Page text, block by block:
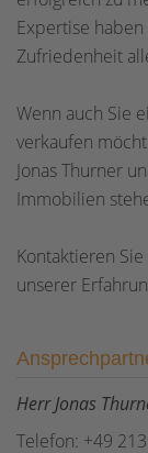
Expertise
Zufriedenheit
Wenn auch Sie
verkaufen
Jonas Thurner
Immobilien
Kontaktieren
unserer
Herr Jonas
Telefon: +49